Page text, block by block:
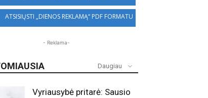
ATSISIŲSTI „DIENOS REKLAMĄ“ PDF FORMATU
- Reklama-
Daugiau
Vyriausybė pritarė: Sausio